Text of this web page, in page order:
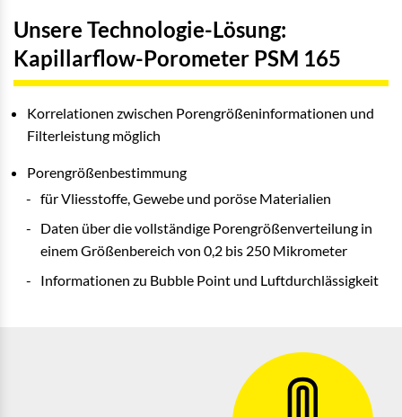
Unsere Technologie-Lösung:
Kapillarflow-Porometer PSM 165
Korrelationen zwischen Porengrößeninformationen und
Filterleistung möglich
Porengrößenbestimmung
für Vliesstoffe, Gewebe und poröse Materialien
Daten über die vollständige Porengrößenverteilung in
einem Größenbereich von 0,2 bis 250 Mikrometer
Informationen zu Bubble Point und Luftdurchlässigkeit